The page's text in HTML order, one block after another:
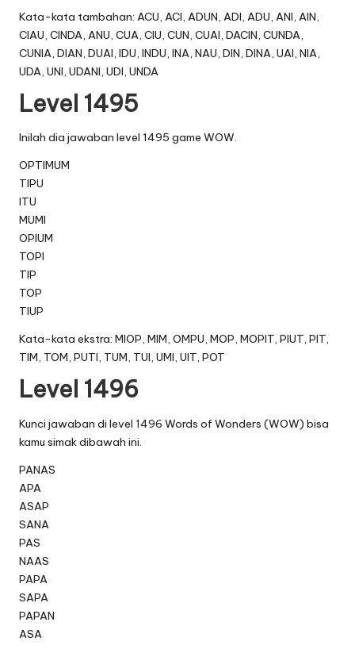
Kata-kata tambahan: ACU, ACI, ADUN, ADI, ADU, ANI, AIN,
CIAU, CINDA, ANU, CUA, CIU, CUN, CUAI, DACIN, CUNDA,
CUNIA, DIAN, DUAI, IDU, INDU, INA, NAU, DIN, DINA, UAI, NIA,
UDA, UNI, UDANI, UDI, UNDA
Level 1495
Inilah dia jawaban level 1495 game WOW.
OPTIMUM
TIPU
ITU
MUMI
OPIUM
TOPI
TIP
TOP
TIUP
Kata-kata ekstra: MIOP, MIM, OMPU, MOP, MOPIT, PIUT, PIT,
TIM, TOM, PUTI, TUM, TUI, UMI, UIT, POT
Level 1496
Kunci jawaban di level 1496 Words of Wonders (WOW) bisa
kamu simak dibawah ini.
PANAS
APA
ASAP
SANA
PAS
NAAS
PAPA
SAPA
PAPAN
ASA